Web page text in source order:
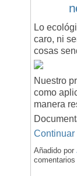
Lo
caro, ni
cosas
Nuestro
como
manera
Continuar
Añadido por
comentarios